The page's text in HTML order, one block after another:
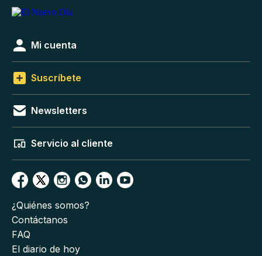
Mi cuenta
Suscríbete
Newsletters
Servicio al cliente
¿Quiénes somos?
Contáctanos
FAQ
El diario de hoy